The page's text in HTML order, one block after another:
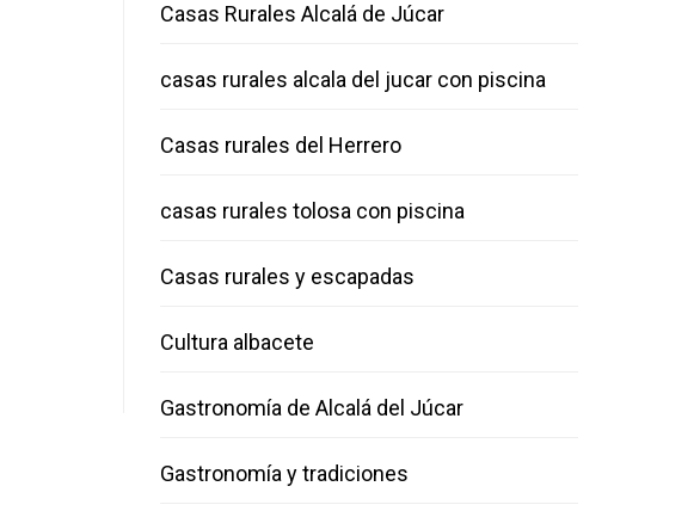
Casas Rurales Alcalá de Júcar
casas rurales alcala del jucar con piscina
Casas rurales del Herrero
casas rurales tolosa con piscina
Casas rurales y escapadas
Cultura albacete
Gastronomía de Alcalá del Júcar
Gastronomía y tradiciones